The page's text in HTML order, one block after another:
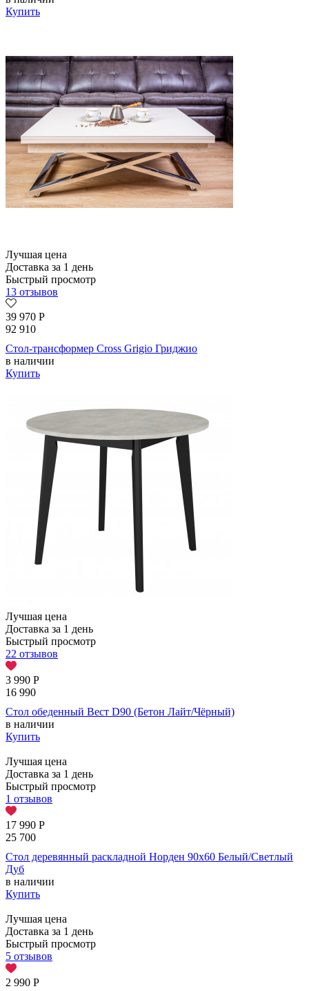
Купить
Лучшая цена
Доставка за 1 день
Быстрый просмотр
13 отзывов
39 970 Р
92 910
Стол-трансформер Cross Grigio Гриджио
в наличии
Купить
Лучшая цена
Доставка за 1 день
Быстрый просмотр
22 отзывов
3 990 Р
16 990
Стол обеденный Вест D90 (Бетон Лайт/Чёрный)
в наличии
Купить
Лучшая цена
Доставка за 1 день
Быстрый просмотр
1 отзывов
17 990 Р
25 700
Стол деревянный раскладной Норден 90х60 Белый/Светлый
Дуб
в наличии
Купить
Лучшая цена
Доставка за 1 день
Быстрый просмотр
5 отзывов
2 990 Р